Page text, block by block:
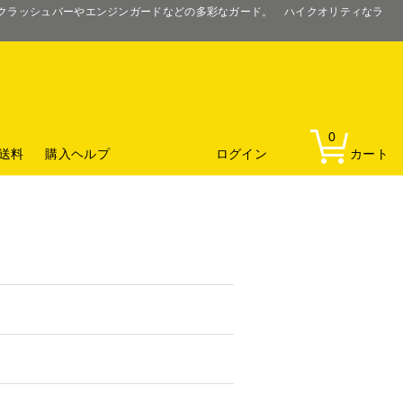
ッシュバーやエンジンガードなどの多彩なガード。 ハイクオリティなラ
ログイン カート
0
料
購入ヘルプ